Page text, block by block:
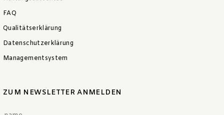
FAQ
Qualitätserklärung
Datenschutzerklärung
Managementsystem
ZUM NEWSLETTER ANMELDEN